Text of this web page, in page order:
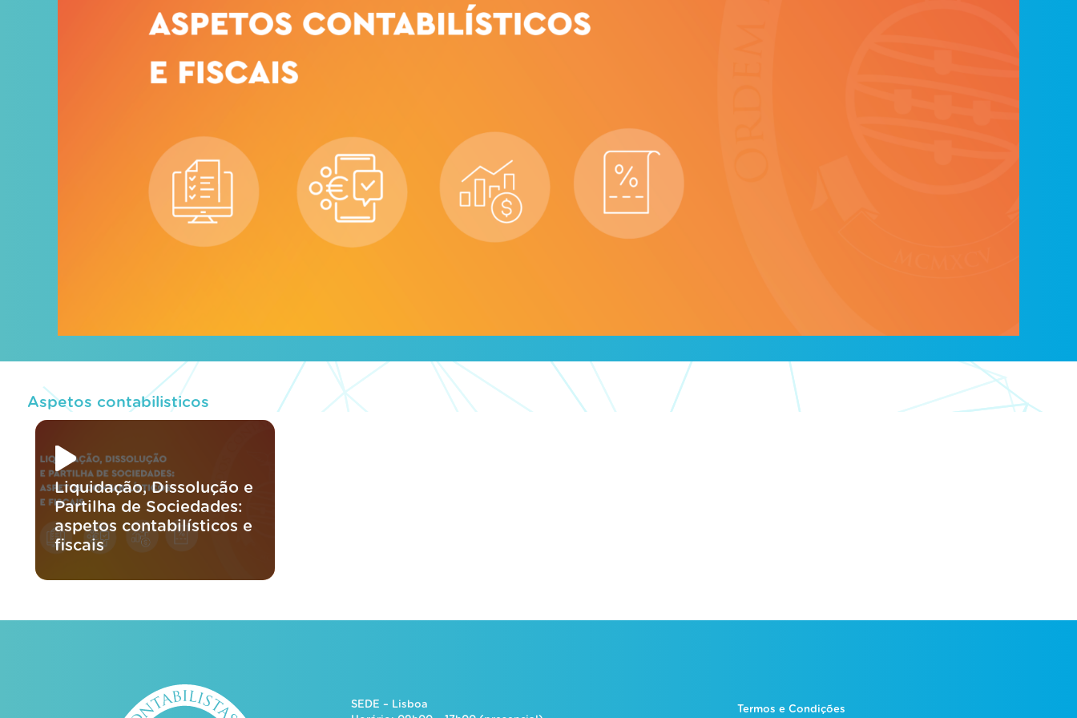
Aspetos contabilisticos
Liquidação, Dissolução e
Partilha de Sociedades:
aspetos contabilísticos e
fiscais
SEDE – Lisboa
Termos e Condições